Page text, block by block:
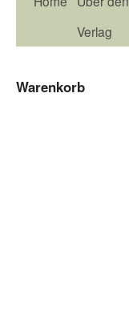
Verlag
Warenkorb